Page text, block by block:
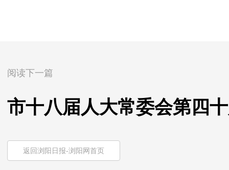
阅读下一篇
市十八届人大常委会第四
返回浏阳日报-浏阳网首页